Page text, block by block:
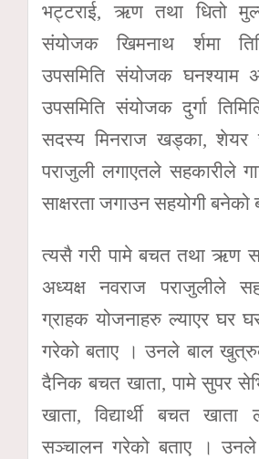
भट्टराई, ऋण तथा धितो
संयोजक खिमनाथ र्शमा
उपसमिति संयोजक घनश्याम
उपसमिति संयोजक दुर्गा
सदस्य मिनराज खड्का, शेयर
पराजुली लगाएतले सहकारीले
साक्षरता जगाउन सहयोगी बनेको
त्यसै गरी पामे बचत तथा ऋण
अध्यक्ष नवराज पराजुलीले
ग्राहक योजनाहरु ल्याएर घर
गरेको बताए । उनले बाल
दैनिक बचत खाता, पामे सुपर
खाता, विद्यार्थी बचत खाता
सञ्चालन गरेको बताए ।